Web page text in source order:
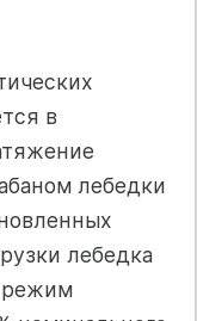
в
лебедки
лебедка
режим